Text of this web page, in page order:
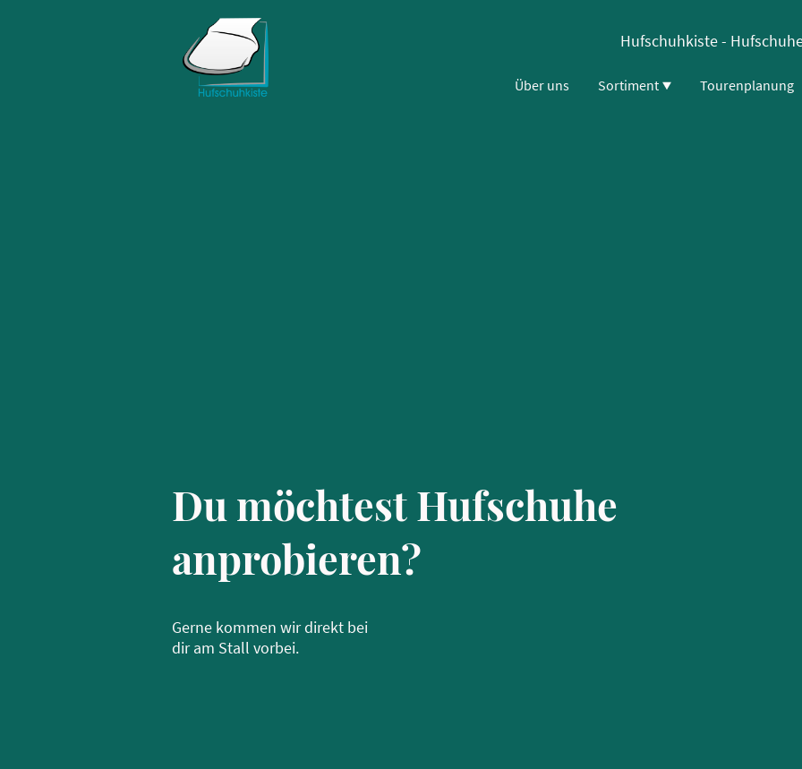
Hufschuhkiste -
Über uns Sortiment Tourenplanung
Gerne kommen wir direkt bei
dir am Stall vorbei.
Du möchtest Hufschuhe
anprobieren?